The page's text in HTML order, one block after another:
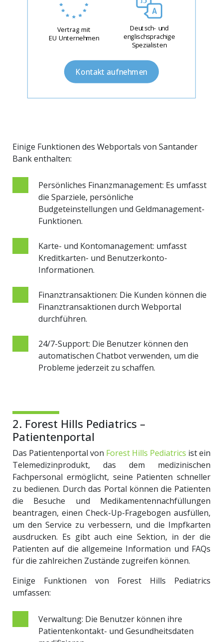
Vertrag mit
EU Unternehmen
Deutsch- und
englischsprachige
Spezialisten
Kontakt aufnehmen
Einige Funktionen des Webportals von Santander
Bank enthalten:
Persönliches Finanzmanagement: Es umfasst
die Sparziele, persönliche
Budgeteinstellungen und Geldmanagement-
Funktionen.
Karte- und Kontomanagement: umfasst
Kreditkarten- und Benutzerkonto-
Informationen.
Finanztransaktionen: Die Kunden können die
Finanztransaktionen durch Webportal
durchführen.
24/7-Support: Die Benutzer können den
automatischen Chatbot verwenden, um die
Probleme jederzeit zu schaffen.
2. Forest Hills Pediatrics –
Patientenportal
Das Patientenportal von Forest Hills Pediatrics ist ein
Telemedizinprodukt, das dem medizinischen
Fachpersonal ermöglicht, seine Patienten schneller
zu bedienen. Durch das Portal können die Patienten
die Besuche und Medikamentennachfüllungen
beantragen, einen Check-Up-Fragebogen ausfüllen,
um den Service zu verbessern, und die Impfkarten
ausdrucken. Es gibt auch eine Sektion, in der die
Patienten auf die allgemeine Information und FAQs
für die zahlreichen Zustände zugreifen können.
Einige Funktionen von Forest Hills Pediatrics
umfassen:
Verwaltung: Die Benutzer können ihre
Patientenkontakt- und Gesundheitsdaten